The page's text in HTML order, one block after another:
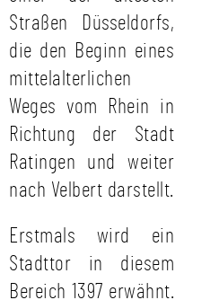
Straßen Düsseldorfs,
die den Beginn eines
mittelalterlichen
Weges vom Rhein in
Richtung der Stadt
Ratingen und weiter
nach Velbert darstellt.
Erstmals wird ein
Stadttor in diesem
Bereich 1397 erwähnt.